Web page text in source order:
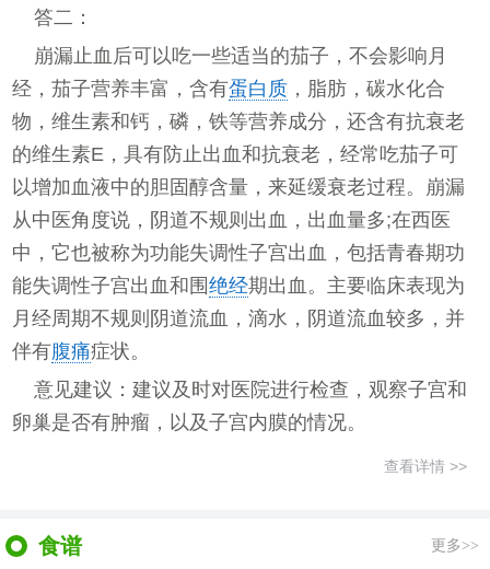
答二：
崩漏止血后可以吃一些适当的茄子，不会影响月
经，茄子营养丰富，含有蛋白质 ，脂肪，碳水化合
物，维生素和钙，磷，铁等营养成分，还含有抗衰老
的维生素E，具有防止出血和抗衰老，经常吃茄子可
以增加血液中的胆固醇含量，来延缓衰老过程。崩漏
从中医角度说，阴道不规则出血，出血量多;在西医
中，它也被称为功能失调性子宫出血，包括青春期功
能失调性子宫出血和围绝经期出血。主要临床表现为
月经周期不规则阴道流血，滴水，阴道流血较多，并
伴有腹痛症状。
意见建议：建议及时对医院进行检查，观察子宫和
卵巢是否有肿瘤，以及子宫内膜的情况。
查看详情 >>
食谱 更多>>